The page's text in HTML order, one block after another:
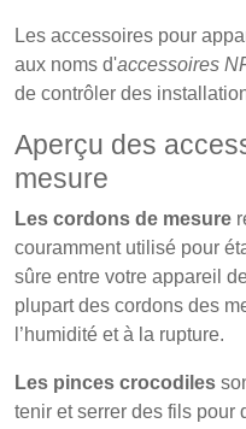
Les accessoires pour
aux noms d'accessoires
de contrôler des
Aperçu des
mesure
Les cordons de mesure
couramment utilisé pour
sûre entre votre appareil
plupart des cordons des
l’humidité et à la rupture.
Les pinces crocodiles
tenir et serrer des fils pour